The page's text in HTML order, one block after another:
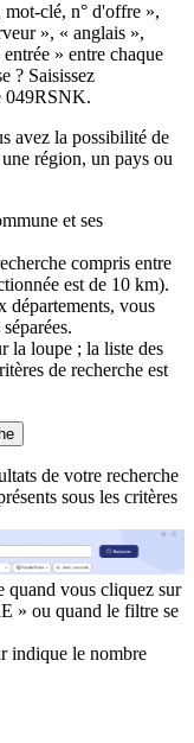
mot-clé, n° d'offre »,
», « anglais »,
» entre chaque
? Saisissez
049RSNK.
avez la possibilité de
région, un pays ou
et ses
compris entre
est de 10 km).
départements, vous
la loupe ; la liste des
de recherche est
de votre recherche
sous les critères
quand vous cliquez sur
» ou quand le filtre se
indique le nombre